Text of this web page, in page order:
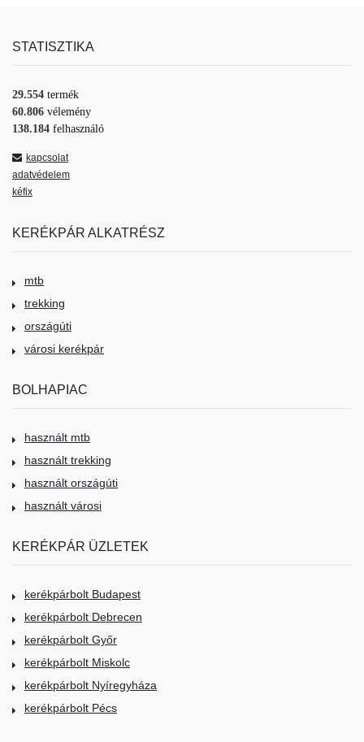
STATISZTIKA
29.554 termék
60.806 vélemény
138.184 felhasználó
kapcsolat
adatvédelem
kéfix
KERÉKPÁR ALKATRÉSZ
mtb
trekking
országúti
városi kerékpár
BOLHAPIAC
használt mtb
használt trekking
használt országúti
használt városi
KERÉKPÁR ÜZLETEK
kerékpárbolt Budapest
kerékpárbolt Debrecen
kerékpárbolt Győr
kerékpárbolt Miskolc
kerékpárbolt Nyíregyháza
kerékpárbolt Pécs